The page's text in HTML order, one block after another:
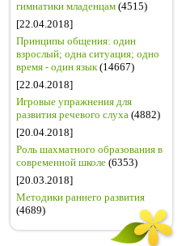
гимнатики младенцам (4515)
[22.04.2018]
Принципы общения: один
взрослый; одна ситуация; одно
время - один язык(14667)
[22.04.2018]
Игровые упражнения для
развития речевого слуха (4882)
[20.04.2018]
Роль шахматного образования в
современной школе (6353)
[20.03.2018]
Методики раннего развития
(4689)